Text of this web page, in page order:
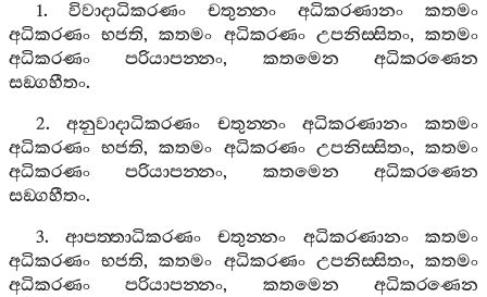
1.විවාදාධිකරණං චතුන‍්නං අධිකරණානං
කතමං
අධිකරණං භජති,කතමං අධිකරණං උපනිස‍්සිතං,කතමං
අධිකරණං
පරියාපන‍්නං, කතමෙන
අධිකරණෙන
සඞ‍්ගහීතං.
2.අනුවාදාධිකරණං චතුන‍්නං අධිකරණානං
කතමං
අධිකරණං භජති,කතමං අධිකරණං උපනිස‍්සිතං,කතමං
අධිකරණං
පරියාපන‍්නං, කතමෙන
අධිකරණෙන
සඞ‍්ගහීතං.
3. ආපත‍්තාධිකරණං චතුන‍්නං අධිකරණානං
කතමං
අධිකරණං භජති,කතමං අධිකරණං උපනිස‍්සිතං,කතමං
අධිකරණං
පරියාපන‍්නං, කතමෙන
අධිකරණෙන